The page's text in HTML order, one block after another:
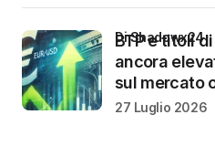
BTP e titoli
ancora
sul mercato
di Shadowx24
27 Luglio 2026